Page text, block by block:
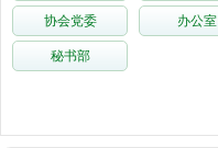
协会党委 办公室
秘书部